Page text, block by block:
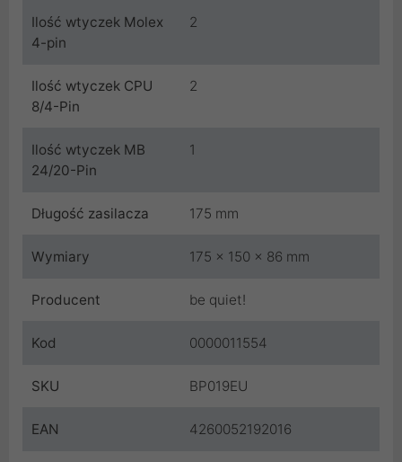
Ilość wtyczek Molex
4-pin
2
Ilość wtyczek CPU
8/4-Pin
2
Ilość wtyczek MB
24/20-Pin
1
Długość zasilacza 175 mm
Wymiary 175 x 150 x 86 mm
Producent be quiet!
Kod 0000011554
SKU BP019EU
EAN 4260052192016